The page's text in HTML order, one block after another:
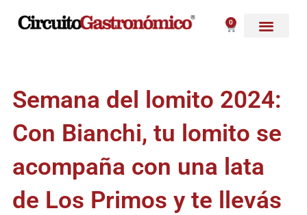
0
Carrito
Semana del lomito 2024:
Con Bianchi, tu lomito se
acompaña con una lata
de Los Primos y te llevás